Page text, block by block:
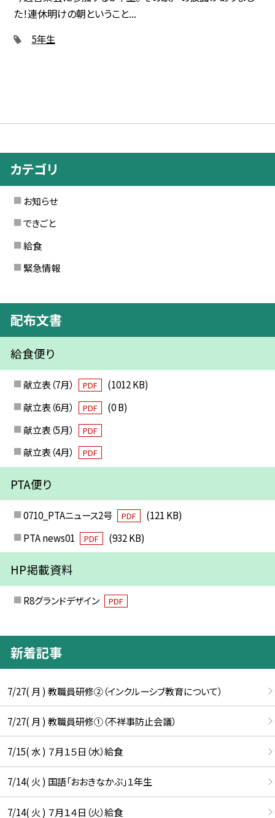
た！連休明けの朝ということ...
5年生
カテゴリ
お知らせ
できごと
給食
緊急情報
配布文書
給食便り
献立表（7月） PDF
(1012 KB)
献立表（6月）
PDF
(0 B)
献立表（5月）
PDF
献立表（4月） PDF
PTA便り
0710_PTAニュース2号 PDF
(121 KB)
PTA news01
PDF (932 KB)
HP掲載資料
R8グランドデザイン PDF
新着記事
7/27( 月 ) 教職員研修②（インクルーシブ教育について）
7/27( 月 ) 教職員研修①（不祥事防止会議）
7/15( 水 ) ７月１５日（水）給食
7/14( 火 ) 国語「おおきなかぶ」１年生
7/14( 火 ) ７月１４日（火）給食